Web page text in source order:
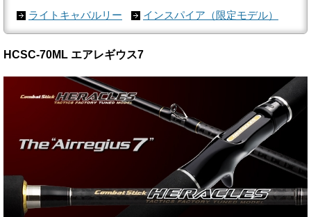
ライトキャバルリー
インスパイア（限定モデル）
HCSC-70ML エアレギウス7